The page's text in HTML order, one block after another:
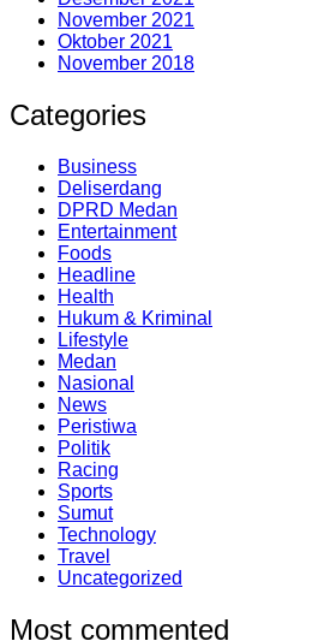
November 2021
Oktober 2021
November 2018
Categories
Business
Deliserdang
DPRD Medan
Entertainment
Foods
Headline
Health
Hukum & Kriminal
Lifestyle
Medan
Nasional
News
Peristiwa
Politik
Racing
Sports
Sumut
Technology
Travel
Uncategorized
Most commented